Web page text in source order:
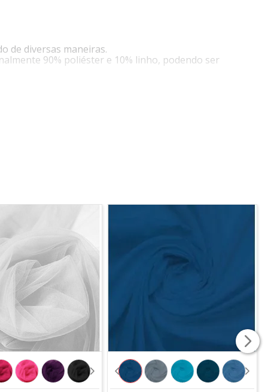
de diversas maneiras.
90% poliéster e 10% linho, podendo ser